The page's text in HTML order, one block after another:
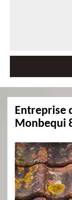
Entreprise
Monbequi